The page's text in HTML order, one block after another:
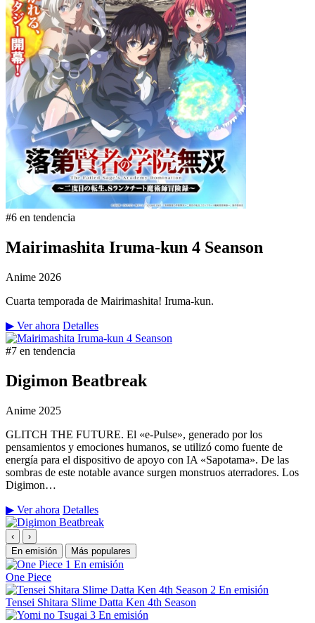
#6 en tendencia
Mairimashita Iruma-kun 4 Seanson
Anime 2026
Cuarta temporada de Mairimashita! Iruma-kun.
▶ Ver ahora Detalles
#7 en tendencia
Digimon Beatbreak
Anime 2025
GLITCH THE FUTURE. El «e-Pulse», generado por los
pensamientos y emociones humanos, se utilizó como fuente de
energía para el dispositivo de apoyo con IA «Sapotama». De las
sombras de este notable avance surgen monstruos aterradores. Los
Digimon…
▶ Ver ahora Detalles
‹
›
En emisión
Más populares
1 En emisión
One Piece
2 En emisión
Tensei Shitara Slime Datta Ken 4th Season
3 En emisión